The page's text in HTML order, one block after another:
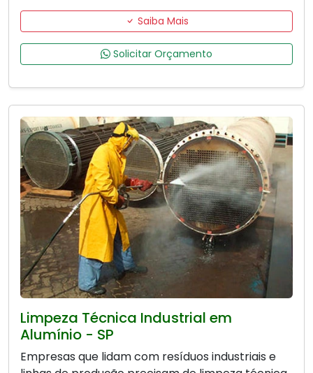
Saiba Mais
Solicitar Orçamento
Limpeza Técnica Industrial em
Alumínio - SP
Empresas que lidam com resíduos industriais e